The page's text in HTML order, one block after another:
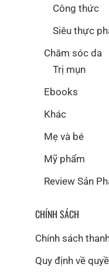
Công thức
Siêu thực
Chăm sóc da
Trị mụn
Ebooks
Khác
Mẹ và bé
Mỹ phẩm
Review Sản
CHÍNH SÁCH
Chính sách
Quy định về